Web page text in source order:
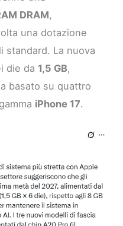
DRAM,
una dotazione
standard. La nuova
die da 1,5 GB,
basato su quattro
iPhone 17.